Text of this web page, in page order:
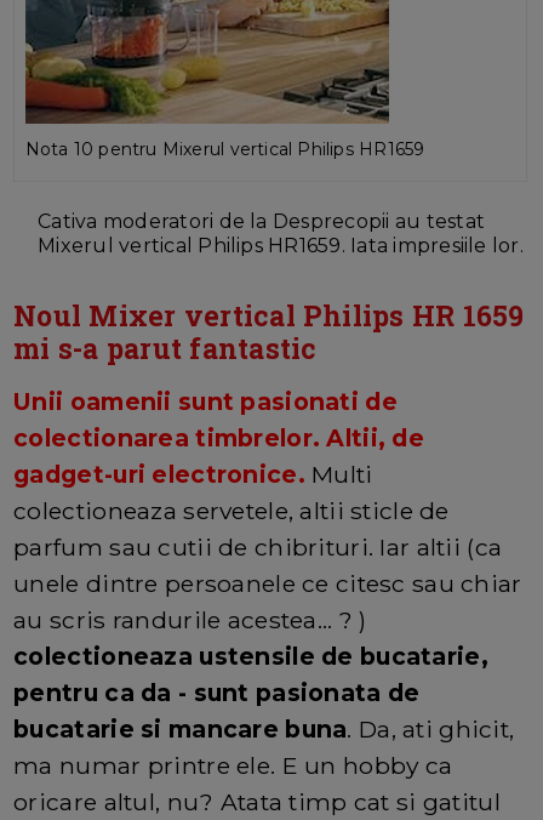
Nota 10 pentru Mixerul vertical Philips HR1659
Cativa moderatori de la Desprecopii au testat
Mixerul vertical Philips HR1659. Iata impresiile lor.
Noul Mixer vertical Philips HR 1659
mi s-a parut fantastic
Unii oamenii sunt pasionati de
colectionarea timbrelor. Altii, de
gadget-uri electronice. Multi
colectioneaza servetele, altii sticle de
parfum sau cutii de chibrituri. Iar altii (ca
unele dintre persoanele ce citesc sau chiar
au scris randurile acestea... ? )
colectioneaza ustensile de bucatarie,
pentru ca da - sunt pasionata de
bucatarie si mancare buna. Da, ati ghicit,
ma numar printre ele. E un hobby ca
oricare altul, nu? Atata timp cat si gatitul